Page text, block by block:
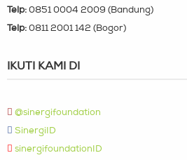
Telp: 0851 0004 2009 (Bandung)
Telp: 0811 2001 142 (Bogor)
IKUTI KAMI DI
@sinergifoundation
SinergiID
sinergifoundationID